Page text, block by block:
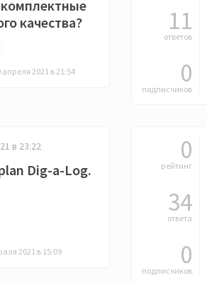
качества?
апреля 2021 в 21:54
11
ответов
0
подписчиков
в 23:22
Dig-a-Log.
2021 в 15:09
0
рейтинг
34
ответа
0
подписчиков